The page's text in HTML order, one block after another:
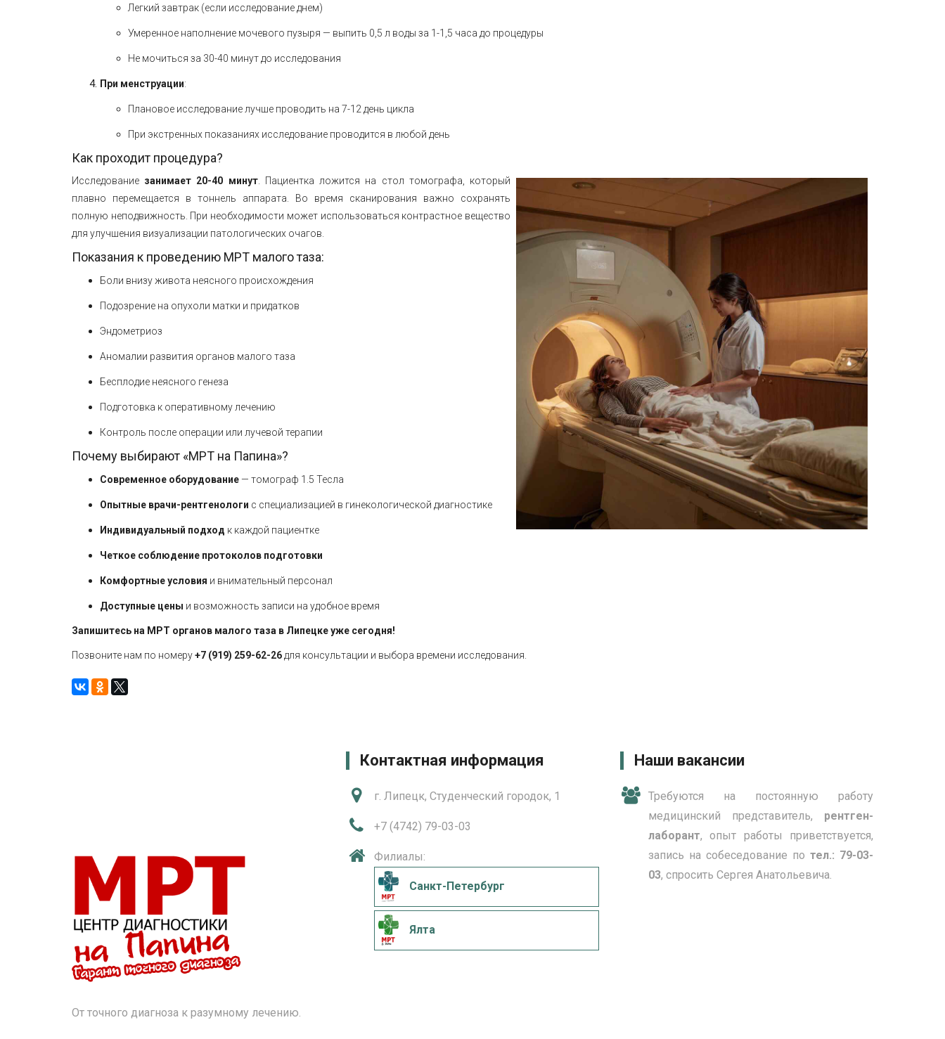
Легкий завтрак (если исследование днем)
Умеренное наполнение мочевого пузыря — выпить 0,5 л воды за 1-1,5 часа до процедуры
Не мочиться за 30-40 минут до исследования
При менструации:
Плановое исследование лучше проводить на 7-12 день цикла
При экстренных показаниях исследование проводится в любой день
Как проходит процедура?
Исследование занимает 20-40 минут. Пациентка ложится на стол томографа, который
плавно перемещается в тоннель аппарата. Во время сканирования важно сохранять
полную неподвижность. При необходимости может использоваться контрастное вещество
для улучшения визуализации патологических очагов.
Показания к проведению МРТ малого таза:
Боли внизу живота неясного происхождения
Подозрение на опухоли матки и придатков
Эндометриоз
Аномалии развития органов малого таза
Бесплодие неясного генеза
Подготовка к оперативному лечению
Контроль после операции или лучевой терапии
Почему выбирают «МРТ на Папина»?
Современное оборудование— томограф 1.5 Тесла
Опытные врачи-рентгенологи с специализацией в гинекологической диагностике
Индивидуальный подход к каждой пациентке
Четкое соблюдение протоколов подготовки
Комфортные условия и внимательный персонал
Доступные цены и возможность записи на удобное время
Запишитесь на МРТ органов малого таза в Липецке уже сегодня!
Позвоните нам по номеру+7 (919) 259-62-26 для консультации и выбора времени исследования.
От точного диагноза к разумному лечению.
Контактная информация
г. Липецк, Студенческий городок, 1
+7 (4742) 79-03-03
Филиалы:
Санкт-Петербург
Ялта
Наши вакансии
Требуются на постоянную работу
медицинский представитель, рентген-
лаборант, опыт работы приветствуется,
запись на собеседование по тел.: 79-03-
03, спросить Сергея Анатольевича.